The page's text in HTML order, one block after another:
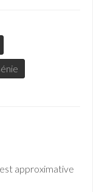
approximative